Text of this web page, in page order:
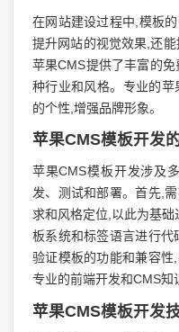
在网站建设过程中,模板
提升网站的视觉效果,还能
苹果CMS提供了丰富的
种行业和风格。专业的
的个性,增强品牌形象。
苹果CMS模板开发
苹果CMS模板开发涉及
发、测试和部署。首先,
求和风格定位,以此为基
板系统和标签语言进行
验证模板的功能和兼容
专业的前端开发和CMS知
苹果CMS模板开发